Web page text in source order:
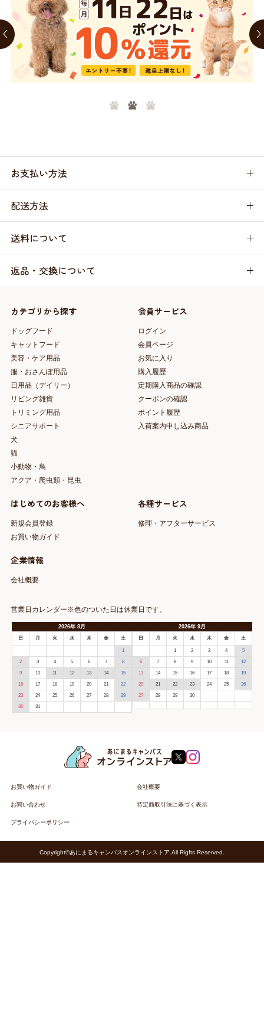
お支払い方法
配送方法
送料について
返品・交換について
カテゴリから探す
ドッグフード
キャットフード
美容・ケア用品
服・おさんぽ用品
日用品（デイリー）
リビング雑貨
トリミング用品
シニアサポート
犬
猫
小動物・鳥
アクア・爬虫類・昆虫
会員サービス
ログイン
会員ページ
お気に入り
購入履歴
定期購入商品の確認
クーポンの確認
ポイント履歴
入荷案内申し込み商品
はじめてのお客様へ
新規会員登録
お買い物ガイド
各種サービス
修理・アフターサービス
企業情報
会社概要
営業日カレンダー※色のついた日は休業日です。
2026年 8月
日 月 火 水 木 金 土
1
2 3 4 5 6 7 8
9 10 11 12 13 14 15
16 17 18 19 20 21 22
23 24 25 26 27 28 29
30 31
2026年9月
日 月 火 水 木 金 土
1 2 3 4 5
6 7 8 9 10 11 12
13 14 15 16 17 18 19
20 21 22 23 24 25 26
27 28 29 30
お買い物ガイド 会社概要
お問い合わせ 特定商取引法に基づく表示
プライバシーポリシー
Copyright©あにまるキャンパスオンラインストア.All Rigfts Reserved.